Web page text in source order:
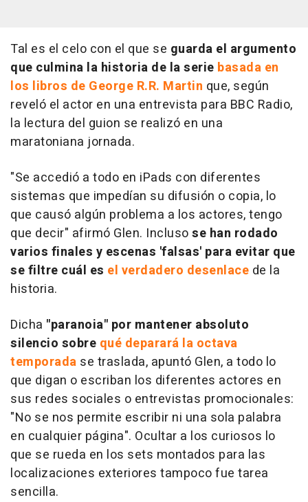
Tal es el celo con el que se guarda el argumento
que culmina la historia de la serie basada en
los libros de George R.R. Martin que, según
reveló el actor en una entrevista para BBC Radio,
la lectura del guion se realizó en una
maratoniana jornada.
"Se accedió a todo en iPads con diferentes
sistemas que impedían su difusión o copia, lo
que causó algún problema a los actores, tengo
que decir" afirmó Glen. Inclusose han rodado
varios finales y escenas 'falsas' para evitar que
se filtre cuál es el verdadero desenlace de la
historia.
Dicha "paranoia" por mantener absoluto
silencio sobre qué deparará la octava
temporada se traslada, apuntó Glen, a todo lo
que digan o escriban los diferentes actores en
sus redes sociales o entrevistas promocionales:
"No se nos permite escribir ni una sola palabra
en cualquier página". Ocultar a los curiosos lo
que se rueda en los sets montados para las
localizaciones exteriores tampoco fue tarea
sencilla.